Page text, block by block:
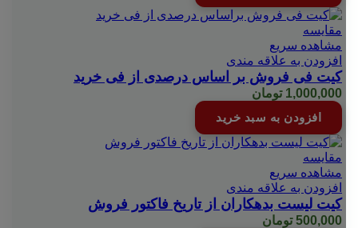
مقایسه
مشاهده سریع
افزودن به علاقه مندی
کیت فی فروش بر اساس درصدی از فی خرید
1,000,000 تومان
افزودن به سبد خرید
مقایسه
مشاهده سریع
افزودن به علاقه مندی
کیت لیست بدهکاران از تاریخ فاکتور فروش
500,000 تومان